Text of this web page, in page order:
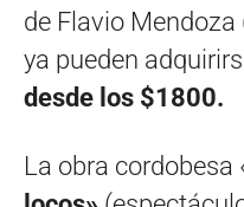
de Flavio
ya pueden
desde los $1800.
La obra cordobesa